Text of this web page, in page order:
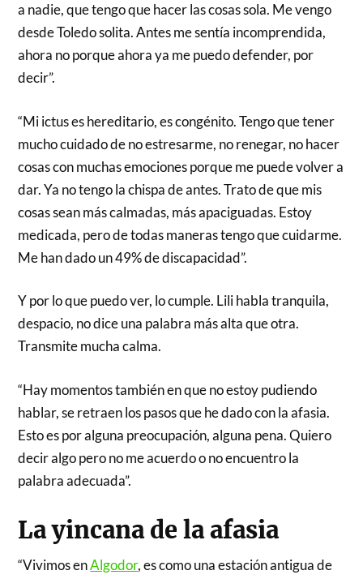
a nadie, que tengo que hacer las cosas sola. Me vengo
desde Toledo solita. Antes me sentía incomprendida,
ahora no porque ahora ya me puedo defender, por
decir”.
“Mi ictus es hereditario, es congénito. Tengo que tener
mucho cuidado de no estresarme, no renegar, no hacer
cosas con muchas emociones porque me puede volver a
dar. Ya no tengo la chispa de antes. Trato de que mis
cosas sean más calmadas, más apaciguadas. Estoy
medicada, pero de todas maneras tengo que cuidarme.
Me han dado un 49% de discapacidad”.
Y por lo que puedo ver, lo cumple. Lili habla tranquila,
despacio, no dice una palabra más alta que otra.
Transmite mucha calma.
“Hay momentos también en que no estoy pudiendo
hablar, se retraen los pasos que he dado con la afasia.
Esto es por alguna preocupación, alguna pena. Quiero
decir algo pero no me acuerdo o no encuentro la
palabra adecuada”.
La yincana de la afasia
“Vivimos enAlgodor, es como una estación antigua de